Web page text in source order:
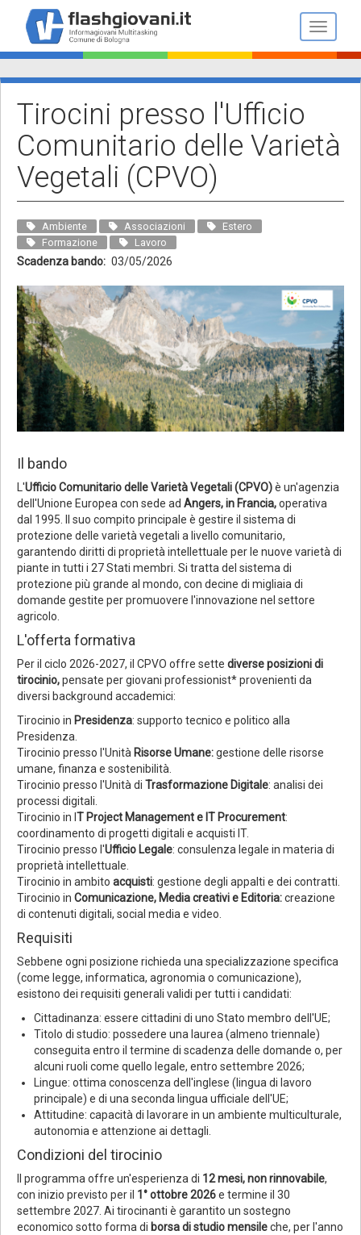
contenuto
principale
Toggle
Tirocini presso l'Ufficio
Comunitario delle Varietà
Vegetali (CPVO)
Ambiente Associazioni
Estero
Formazione
Lavoro
Scadenza bando 03/05/2026
Il bando
L'Ufficio Comunitario delle Varietà Vegetali (CPVO)è un'agenzia
dell'Unione Europea con sede ad Angers, in Francia,operativa
dal 1995. Il suo compito principale è gestire il sistema di
protezione delle varietà vegetali a livello comunitario,
garantendo diritti di proprietà intellettuale per le nuove varietà di
piante in tutti i 27 Stati membri. Si tratta del sistema di
protezione più grande al mondo, con decine di migliaia di
domande gestite per promuovere l'innovazione nel settore
agricolo.
L'offerta formativa
Per il ciclo 2026-2027, il CPVO offre sette diverse posizioni di
tirocinio,pensate per giovani professionist* provenienti da
diversi background accademici:
Tirocinio in Presidenza: supporto tecnico e politico alla
Presidenza.
Tirocinio presso l'Unità Risorse Umane:gestione delle risorse
umane, finanza e sostenibilità.
Tirocinio presso l'Unità di Trasformazione Digitale: analisi dei
processi digitali.
Tirocinio in I T Project Management e IT Procurement:
coordinamento di progetti digitali e acquisti IT.
Tirocinio presso l'Ufficio Legale: consulenza legale in materia di
proprietà intellettuale.
Tirocinio in ambito acquisti: gestione degli appalti e dei contratti.
Tirocinio in Comunicazione, Media creativi e Editoria:creazione
di contenuti digitali, social media e video.
Requisiti
Sebbene ogni posizione richieda una specializzazione specifica
(come legge, informatica, agronomia o comunicazione),
esistono dei requisiti generali validi per tutti i candidati:
Cittadinanza: essere cittadini di uno Stato membro dell'UE;
Titolo di studio: possedere una laurea (almeno triennale)
conseguita entro il termine di scadenza delle domande o, per
alcuni ruoli come quello legale, entro settembre 2026;
Lingue: ottima conoscenza dell'inglese (lingua di lavoro
principale) e di una seconda lingua ufficiale dell'UE;
Attitudine: capacità di lavorare in un ambiente multiculturale,
autonomia e attenzione ai dettagli.
Condizioni del tirocinio
Il programma offre un'esperienza di 12 mesi, non rinnovabile,
con inizio previsto per il 1° ottobre 2026e termine il 30
settembre 2027. Ai tirocinanti è garantito un sostegno
economico sotto forma di borsa di studio mensileche, per l'anno